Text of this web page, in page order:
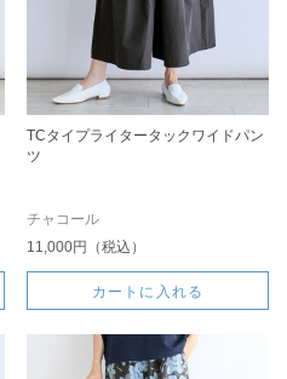
TCタイプライタータックワイドパン
ツ
チャコール
11,000円（税込）
カートに入れる